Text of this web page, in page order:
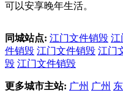
可以安享晚年生活。
同城站点: 江门文件销毁 江
件销毁 江门文件销毁 江门
毁 江门文件销毁
更多城市主站: 广州 广州